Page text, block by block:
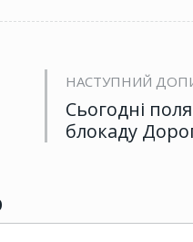
НАСТУПНИЙ
Сьогодні
блокаду